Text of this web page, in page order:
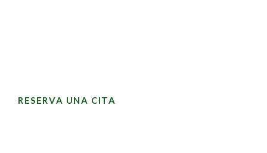
RESERVA UNA CITA